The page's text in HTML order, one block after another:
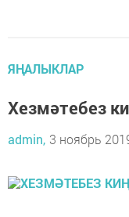
ЯҢАЛЫКЛАР
Хезмәтебез
admin, 3 ноябрь